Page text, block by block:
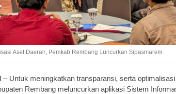
Aset Daerah, Pemkab Rembang Luncurkan Sipasmarem
– Untuk meningkatkan transparansi, serta
Rembang meluncurkan aplikasi Sistem